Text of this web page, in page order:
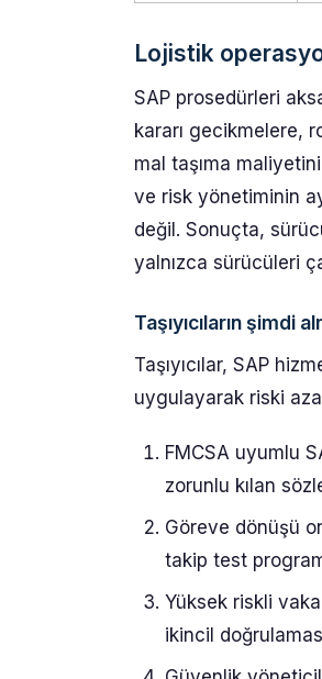
Lojistik
SAP prosedürleri
kararı gecikmelere,
mal taşıma
ve risk yönetiminin
değil. Sonuçta,
yalnızca sürücüleri
Taşıyıcıların şimdi
Taşıyıcılar, SAP
uygulayarak riski
FMCSA uyumlu
zorunlu kılan
Göreve dönüşü
takip test
Yüksek riskli
ikincil